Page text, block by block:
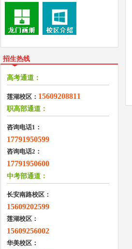
招生热线
高考通道：
莲湖校区： 15609208811
职高部通道：
咨询电话1：
17791950599
咨询电话2：
17791950600
中考部通道：
长安南路校区：
15609202599
莲湖校区：
15609256002
华美校区：